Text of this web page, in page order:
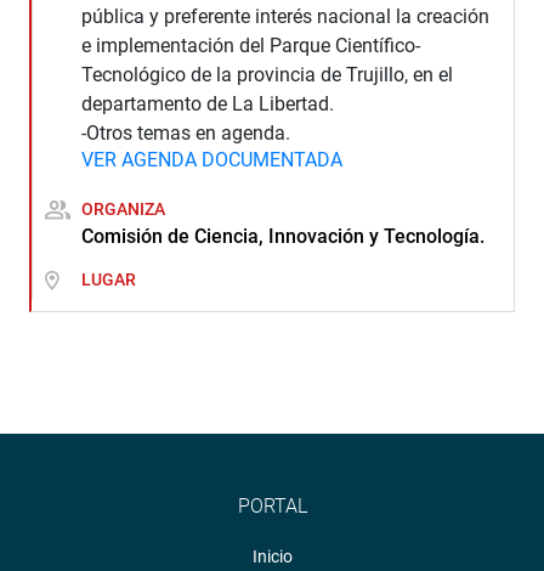
pública y preferente interés nacional la creación
e implementación del Parque Científico-
Tecnológico de la provincia de Trujillo, en el
departamento de La Libertad.
-Otros temas en agenda.
VER AGENDA DOCUMENTADA
ORGANIZA
Comisión de Ciencia, Innovación y Tecnología.
LUGAR
PORTAL
Inicio